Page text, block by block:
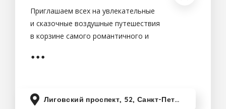
Приглашаем всех на увлекательные
и сказочные воздушные путешествия
в корзине самого романтичного и
предстоит испытать самые
Лиговский проспект, 52, Санкт-Петербург, Россия